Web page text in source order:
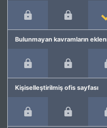
Bulunmayan kavramların
Kişiselleştirilmiş ofis sayfası